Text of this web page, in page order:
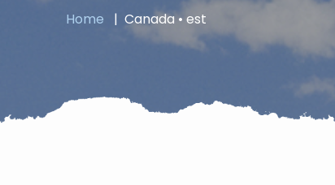
Home Canada • est